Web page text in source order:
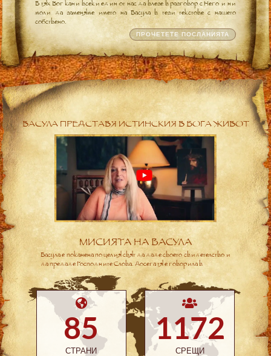
В тях Бог кани всеки един от нас да влезе в разговор с Него и ни
моли да заменяме името на Васула в тези текстове с нашето
собствено.
ПРОЧЕТЕТЕ ПОСЛАНИЯТА
ВАСУЛА ПРЕДСТАВЯ ИСТИНСКИЯ В БОГА ЖИВОТ
МИСИЯТА НА ВАСУЛА
Васула е поканена по целия свят да даде своето свидетелство и
да предаде Господните Слова. Досега тя е говорила в
85
СТРАНИ
1172
СРЕЩИ